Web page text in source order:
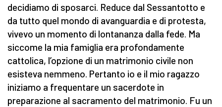
decidiamo di sposarci. Reduce dal Sessantotto e
da tutto quel mondo di avanguardia e di protesta,
vivevo un momento di lontananza dalla fede. Ma
siccome la mia famiglia era profondamente
cattolica, l’opzione di un matrimonio civile non
esisteva nemmeno. Pertanto io e il mio ragazzo
iniziamo a frequentare un sacerdote in
preparazione al sacramento del matrimonio. Fu un